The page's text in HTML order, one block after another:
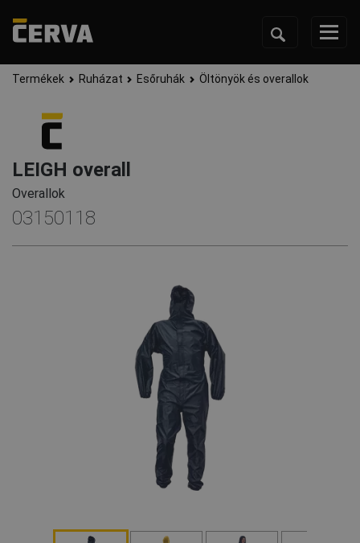
Termékek Ruházat Esőruhák Öltönyök és overallok
LEIGH overall
Overallok
03150118